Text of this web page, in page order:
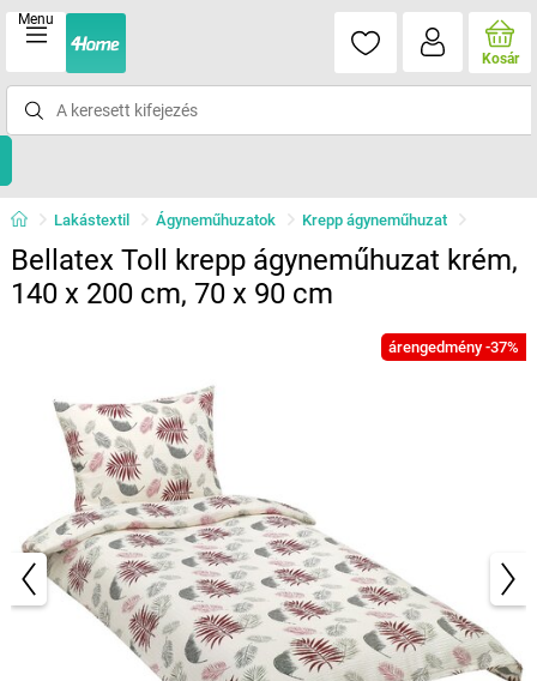
Menu
Kosár
Lakástextil Ágyneműhuzatok Krepp ágyneműhuzat
Bellatex Toll krepp ágyneműhuzat krém,
140 x 200 cm, 70 x 90 cm
árengedmény -37%